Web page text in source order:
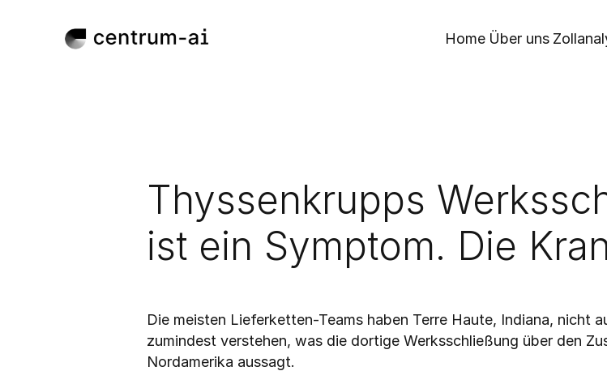
Home Über uns
Thyssenkrupps
ist ein Symptom. Die
Die meisten Lieferketten-Teams haben Terre Haute, Indiana, nicht
zumindest verstehen, was die dortige Werksschließung über den
Nordamerika aussagt.